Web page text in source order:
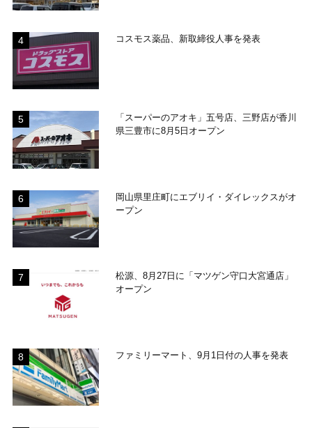
コスモス薬品、新取締役人事を発表
「スーパーのアオキ」五号店、三野店が香川
県三豊市に8月5日オープン
岡山県里庄町にエブリイ・ダイレックスがオ
ープン
松源、8月27日に「マツゲン守口大宮通店」
オープン
ファミリーマート、9月1日付の人事を発表